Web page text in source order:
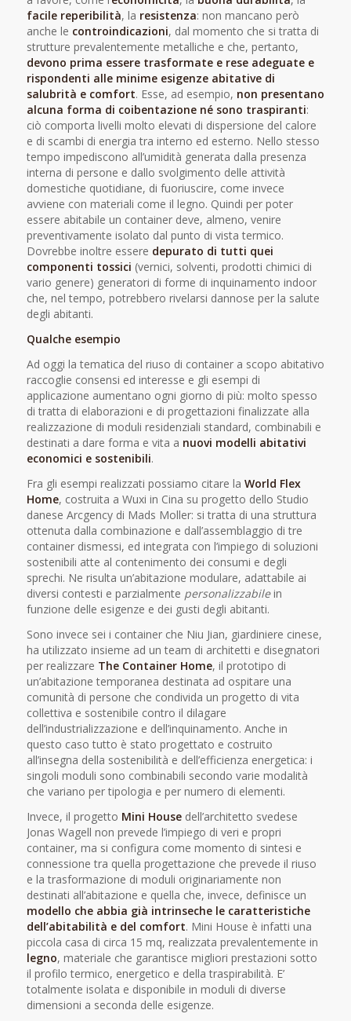
facile reperibilità, la resistenza: non mancano però
anche le controindicazioni, dal momento che si tratta di
strutture prevalentemente metalliche e che, pertanto,
devono prima essere trasformate e rese adeguate e
rispondenti alle minime esigenze abitative di
salubrità e comfort. Esse, ad esempio, non presentano
alcuna forma di coibentazione né sono traspiranti:
ciò comporta livelli molto elevati di dispersione del calore
e di scambi di energia tra interno ed esterno. Nello stesso
tempo impediscono all’umidità generata dalla presenza
interna di persone e dallo svolgimento delle attività
domestiche quotidiane, di fuoriuscire, come invece
avviene con materiali come il legno. Quindi per poter
essere abitabile un container deve, almeno, venire
preventivamente isolato dal punto di vista termico.
Dovrebbe inoltre essere depurato di tutti quei
componenti tossici (vernici, solventi, prodotti chimici di
vario genere) generatori di forme di inquinamento indoor
che, nel tempo, potrebbero rivelarsi dannose per la salute
degli abitanti.
Qualche esempio
Ad oggi la tematica del riuso di container a scopo abitativo
raccoglie consensi ed interesse e gli esempi di
applicazione aumentano ogni giorno di più: molto spesso
di tratta di elaborazioni e di progettazioni finalizzate alla
realizzazione di moduli residenziali standard, combinabili e
destinati a dare forma e vita a nuovi modelli abitativi
economici e sostenibili.
Fra gli esempi realizzati possiamo citare la World Flex
Home, costruita a Wuxi in Cina su progetto dello Studio
danese Arcgency di Mads Moller: si tratta di una struttura
ottenuta dalla combinazione e dall’assemblaggio di tre
container dismessi, ed integrata con l’impiego di soluzioni
sostenibili atte al contenimento dei consumi e degli
sprechi. Ne risulta un’abitazione modulare, adattabile ai
diversi contesti e parzialmente personalizzabilein
funzione delle esigenze e dei gusti degli abitanti.
Sono invece sei i container che Niu Jian, giardiniere cinese,
ha utilizzato insieme ad un team di architetti e disegnatori
per realizzare The Container Home, il prototipo di
un’abitazione temporanea destinata ad ospitare una
comunità di persone che condivida un progetto di vita
collettiva e sostenibile contro il dilagare
dell’industrializzazione e dell’inquinamento. Anche in
questo caso tutto è stato progettato e costruito
all’insegna della sostenibilità e dell’efficienza energetica: i
singoli moduli sono combinabili secondo varie modalità
che variano per tipologia e per numero di elementi.
Invece, il progetto Mini Housedell’architetto svedese
Jonas Wagell non prevede l’impiego di veri e propri
container, ma si configura come momento di sintesi e
connessione tra quella progettazione che prevede il riuso
e la trasformazione di moduli originariamente non
destinati all’abitazione e quella che, invece, definisce un
modello che abbia già intrinseche le caratteristiche
dell’abitabilità e del comfort. Mini House è infatti una
piccola casa di circa 15 mq, realizzata prevalentemente in
legno, materiale che garantisce migliori prestazioni sotto
il profilo termico, energetico e della traspirabilità. E’
totalmente isolata e disponibile in moduli di diverse
dimensioni a seconda delle esigenze.